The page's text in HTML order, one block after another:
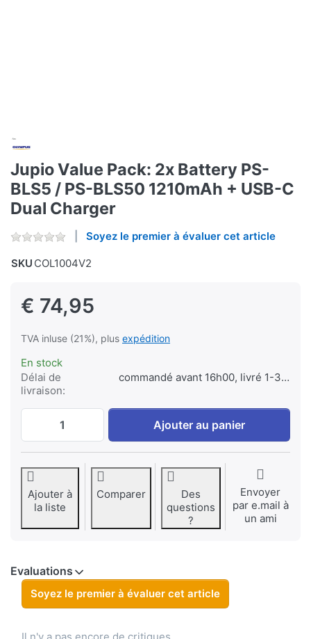
Jupio Value Pack: 2x Battery PS-
BLS5 / PS-BLS50 1210mAh + USB-C
Dual Charger
Soyez le premier à évaluer cet article
SKU COL1004V2
€ 74,95
TVA inluse (21%), plus expédition
En stock
Délai de
livraison:
commandé avant 16h00, livré 1-3 jours
Jupio Value Pack: 2x Battery PS-BLS5 /
Ajouter au panier
Ajouter à
la liste
Comparer
Des
questions
?
Envoyer
par e.mail à
un ami
Evaluations
Soyez le premier à évaluer cet article